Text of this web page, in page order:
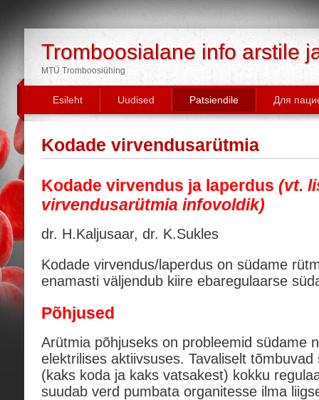
Tromboosialane info arstile
MTÜ Tromboosiühing
Esileht Uudised Patsiendile Для
Kodade virvendusarütmia
Kodade virvendus ja laperdus (vt.
virvendusarütmia infovoldik)
dr. H.Kaljusaar, dr. K.Sukles
Kodade virvendus/laperdus on südame
enamasti väljendub kiire ebaregulaarse
Põhjused
Arütmia põhjuseks on probleemid südame
elektrilises aktiivsuses. Tavaliselt
(kaks koda ja kaks vatsakest) kokku
suudab verd pumbata organitesse ilma